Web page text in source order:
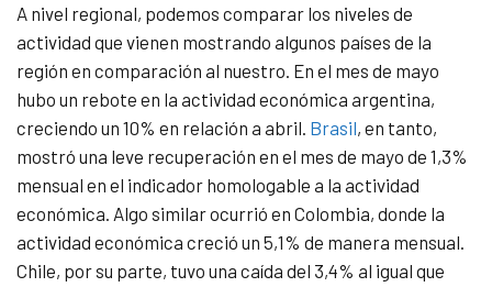
A nivel regional, podemos comparar los niveles de
actividad que vienen mostrando algunos países de la
región en comparación al nuestro. En el mes de mayo
hubo un rebote en la actividad económica argentina,
creciendo un 10% en relación a abril. Brasil, en tanto,
mostró una leve recuperación en el mes de mayo de 1,3%
mensual en el indicador homologable a la actividad
económica. Algo similar ocurrió en Colombia, donde la
actividad económica creció un 5,1% de manera mensual.
Chile, por su parte, tuvo una caída del 3,4% al igual que